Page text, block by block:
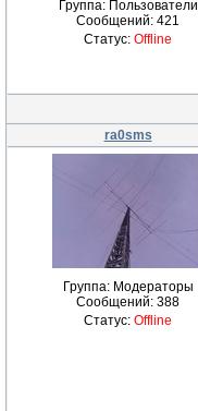
Группа: Пользователи
Сообщений: 421
Статус: Offline
ra0sms
Группа: Модераторы
Сообщений: 388
Статус: Offline